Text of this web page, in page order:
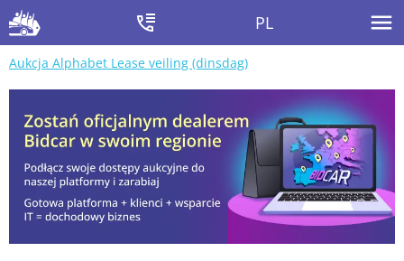
PL
Aukcja Alphabet Lease veiling (dinsdag)